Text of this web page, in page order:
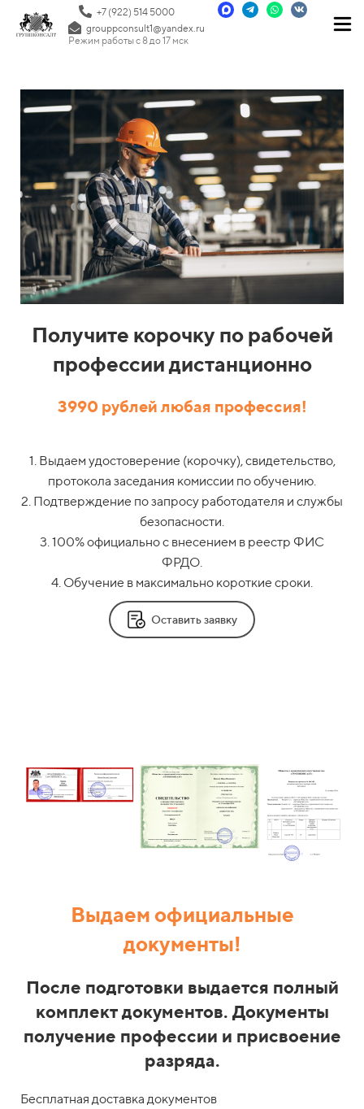
+7 (922) 514 5000
grouppconsult1@yandex.ru
Режим работы с 8 до 17 мск
Получите корочку по рабочей
профессии дистанционно
3990 рублей любая профессия!
1. Выдаем удостоверение (корочку), свидетельство,
протокола заседания комиссии по обучению.
2. Подтверждение по запросу работодателя и службы
безопасности.
3. 100% официально с внесением в реестр ФИС
ФРДО.
4. Обучение в максимально короткие сроки.
Оставить заявку
Выдаем официальные
документы!
После подготовки выдается полный
комплект документов. Документы
получение профессии и присвоение
разряда.
Бесплатная доставка документов